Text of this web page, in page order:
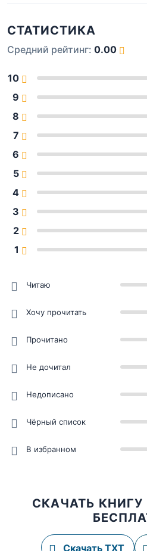
СТАТИСТИКА
Средний рейтинг: 0.00
10
9
8
7
6
5
4
3
2
1
Читаю
Хочу прочитать
Прочитано
Не дочитал
Недописано
Чёрный список
В избранном
СКАЧАТЬ
Скачать TXT